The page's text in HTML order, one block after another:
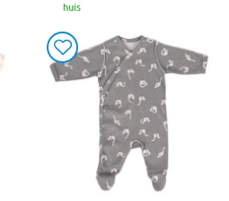
huis